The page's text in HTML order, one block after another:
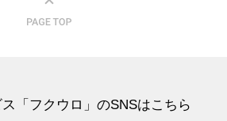
「フクウロ」のSNSはこちら